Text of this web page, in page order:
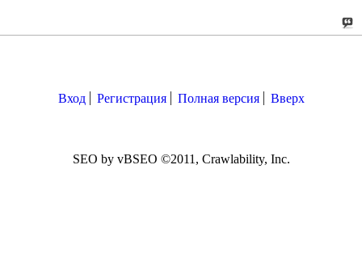
Вход Регистрация Полная версия Вверх
SEO by vBSEO ©2011, Crawlability, Inc.